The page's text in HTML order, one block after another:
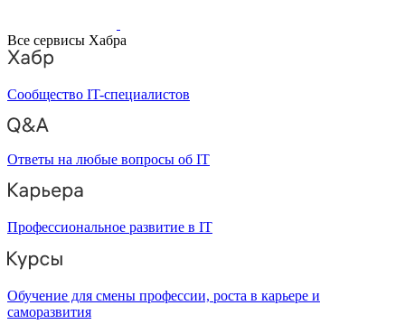
Все сервисы Хабра
Сообщество IT-специалистов
Ответы на любые вопросы об IT
Профессиональное развитие в IT
Обучение для смены профессии, роста в карьере и
саморазвития